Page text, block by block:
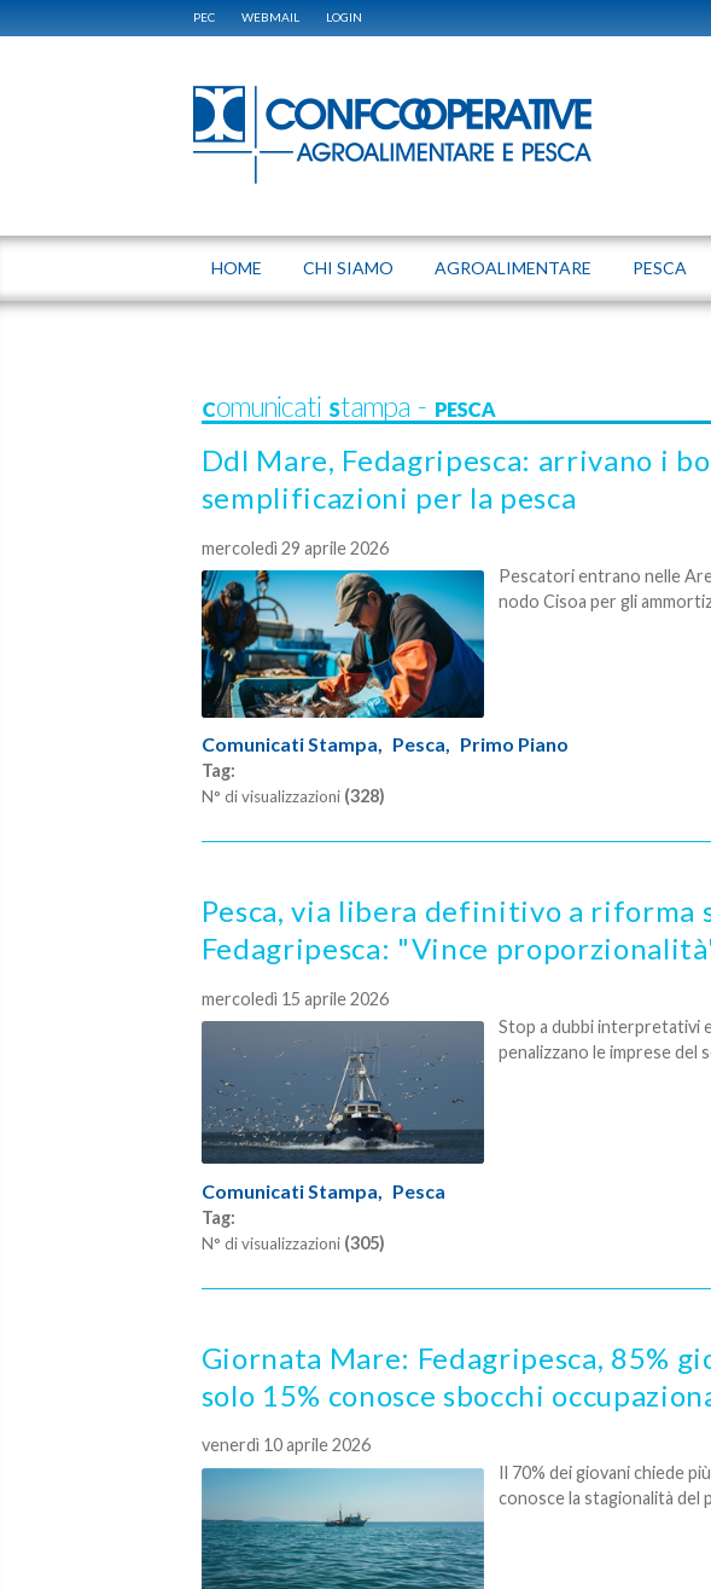
PEC WEBMAIL LOGIN
HOME CHI SIAMO AGROALIMENTARE PESCA
Comunicati Stampa - PESCA
Ddl Mare, Fedagripesca: arrivano i
semplificazioni per la pesca
mercoledì 29 aprile 2026
Pescatori entrano nelle
nodo Cisoa per gli
Comunicati Stampa, Pesca, Primo Piano
Tag:
N° di visualizzazioni (328)
Pesca, via libera definitivo a riforma
Fedagripesca: "Vince
mercoledì 15 aprile 2026
Stop a dubbi interpretativi
penalizzano le imprese del
Comunicati Stampa, Pesca
Tag:
N° di visualizzazioni (305)
Giornata Mare: Fedagripesca, 85%
solo 15% conosce sbocchi
venerdì 10 aprile 2026
Il 70% dei giovani chiede
conosce la stagionalità del